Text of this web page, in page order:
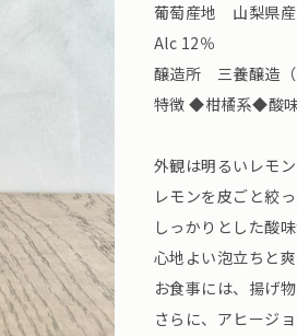
葡萄産地 山梨県産
Alc 12％
醸造所 三養醸造
特徴 ◆柑橘系◆酸
外観は明るいレモン
レモンを皮ごと絞
しっかりとした酸
心地よい泡立ちと
お食事には、揚げ
さらに、アヒージ